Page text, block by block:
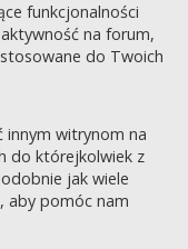
funkcjonalności
na forum,
do Twoich
innym witrynom na
do którejkolwiek z
jak wiele
aby pomóc nam